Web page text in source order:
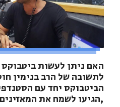
האם ניתן לעשות
לתשובה של הרב בנימין
הביטבוקס יחד עם
,הגיעו לשמח את